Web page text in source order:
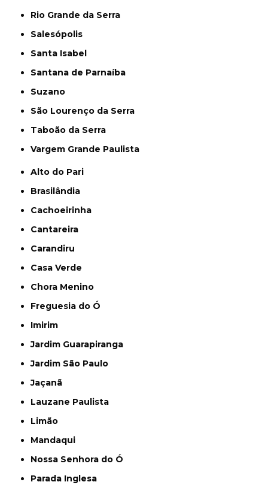
Rio Grande da Serra
Salesópolis
Santa Isabel
Santana de Parnaíba
Suzano
São Lourenço da Serra
Taboão da Serra
Vargem Grande Paulista
Alto do Pari
Brasilândia
Cachoeirinha
Cantareira
Carandiru
Casa Verde
Chora Menino
Freguesia do Ó
Imirim
Jardim Guarapiranga
Jardim São Paulo
Jaçanã
Lauzane Paulista
Limão
Mandaqui
Nossa Senhora do Ó
Parada Inglesa